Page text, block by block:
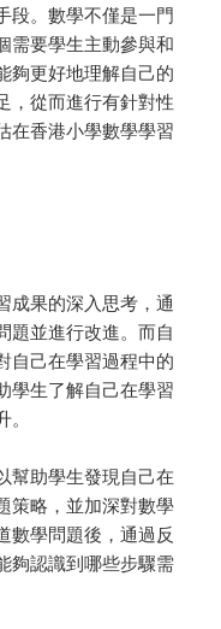
段。數學不僅是一門
需要學生主動參與和
夠更好地理解自己的
，從而進行有針對性
在香港小學數學學習
成果的深入思考，通
題並進行改進。而自
自己在學習過程中的
學生了解自己在學習
幫助學生發現自己在
策略，並加深對數學
數學問題後，通過反
夠認識到哪些步驟需